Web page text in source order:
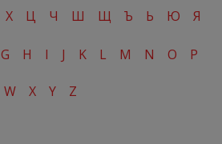
Х Ц Ч Ш Щ Ъ Ь Ю Я
G H I J K L M N O P
W X Y Z